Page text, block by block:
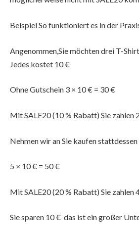
Beispiel So funktioniert es in der
Angenommen,Sie möchten drei T-
Jedes kostet 10 €
Ohne Gutschein 3 × 10 € = 30 €
Mit SALE20 (10 % Rabatt) Sie zahlen
Nehmen wir an Sie kaufen
5 × 10 € = 50 €
Mit SALE20 (20 % Rabatt) Sie zahlen
Sie sparen 10 € das ist ein großer